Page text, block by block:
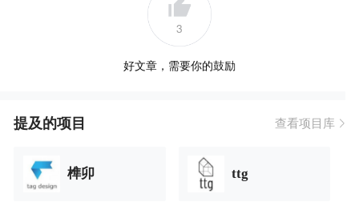
3
好文章，需要你的鼓励
提及的项目 查看项目库
榫卯 ttg